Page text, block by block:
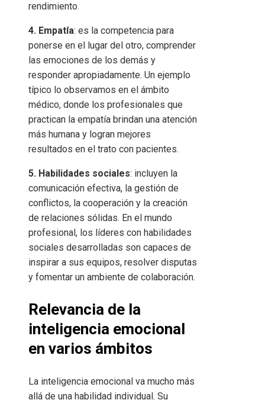
rendimiento.
4. Empatía: es la competencia para
ponerse en el lugar del otro, comprender
las emociones de los demás y
responder apropiadamente. Un ejemplo
típico lo observamos en el ámbito
médico, donde los profesionales que
practican la empatía brindan una atención
más humana y logran mejores
resultados en el trato con pacientes.
5. Habilidades sociales: incluyen la
comunicación efectiva, la gestión de
conflictos, la cooperación y la creación
de relaciones sólidas. En el mundo
profesional, los líderes con habilidades
sociales desarrolladas son capaces de
inspirar a sus equipos, resolver disputas
y fomentar un ambiente de colaboración.
Relevancia de la
inteligencia emocional
en varios ámbitos
La inteligencia emocional va mucho más
allá de una habilidad individual. Su